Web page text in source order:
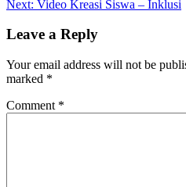
navigation
Next: Video Kreasi Siswa – Inklusi
Leave a Reply
Your email address will not be
marked *
Comment *